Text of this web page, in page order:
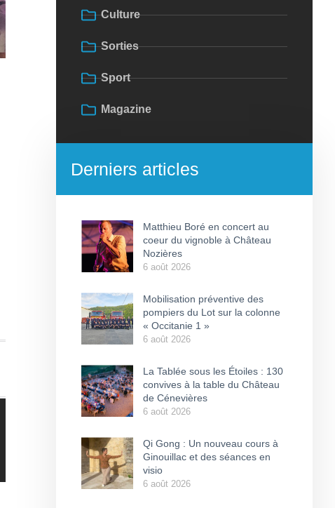
Culture
Sorties
Sport
Magazine
Derniers articles
Matthieu Boré en concert au
coeur du vignoble à Château
Nozières
6 août 2026
Mobilisation préventive des
pompiers du Lot sur la colonne
« Occitanie 1 »
6 août 2026
La Tablée sous les Étoiles : 130
convives à la table du Château
de Cénevières
6 août 2026
Qi Gong : Un nouveau cours à
Ginouillac et des séances en
visio
6 août 2026